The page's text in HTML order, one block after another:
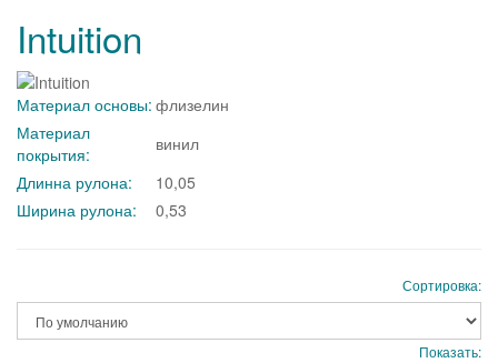
Intuition
Материал основы: флизелин
Материал
покрытия:
винил
Длинна рулона:
10,05
Ширина рулона:
0,53
Сортировка:
Показать: